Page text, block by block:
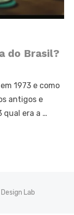
do Brasil?
1973 e como
antigos e
qual era a …
Lab